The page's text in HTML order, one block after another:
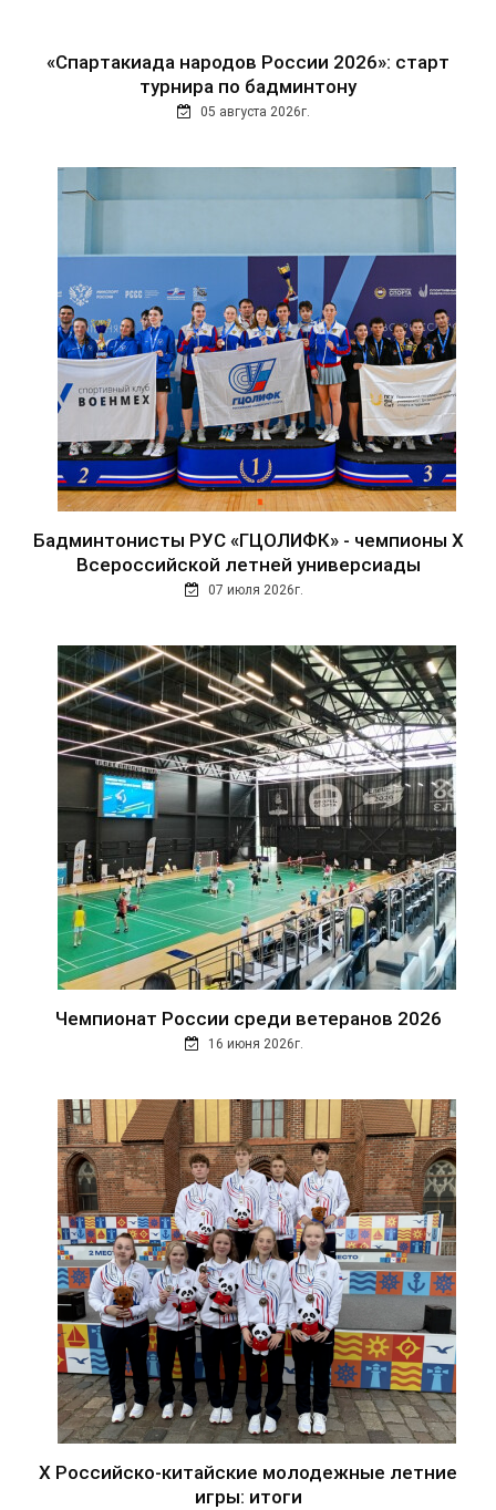
«Спартакиада народов России 2026»: старт
турнира по бадминтону
05 августа 2026г.
Бадминтонисты РУС «ГЦОЛИФК» - чемпионы Х
Всероссийской летней универсиады
07 июля 2026г.
Чемпионат России среди ветеранов 2026
16 июня 2026г.
Х Российско-китайские молодежные летние
игры: итоги